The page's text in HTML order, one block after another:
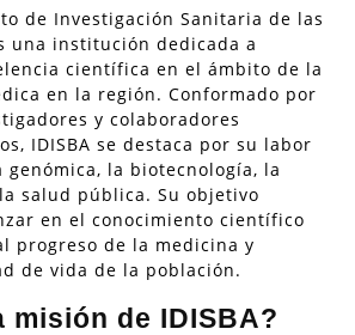
de Investigación Sanitaria de las
una institución dedicada a
científica en el ámbito de la
en la región. Conformado por
y colaboradores
IDISBA se destaca por su labor
genómica, la biotecnología, la
salud pública. Su objetivo
en el conocimiento científico
progreso de la medicina y
de vida de la población.
misión de IDISBA?